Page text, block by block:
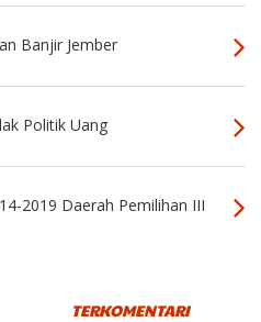
Banjir Jember
Politik Uang
2019 Daerah Pemilihan III
TERKOMENTARI